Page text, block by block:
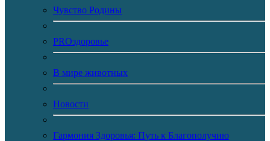
Чувство Родины
PROздоровье
В мире животных
Новости
Гармония Здоровья: Путь к Благополучию